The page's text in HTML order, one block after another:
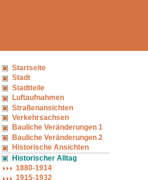
Startseite
Stadt
Stadtteile
Luftaufnahmen
Straßenansichten
Verkehrsachsen
Bauliche Veränderungen 1
Bauliche Veränderungen 2
Historische Ansichten
Historischer Alltag
1880-1914
1915-1932